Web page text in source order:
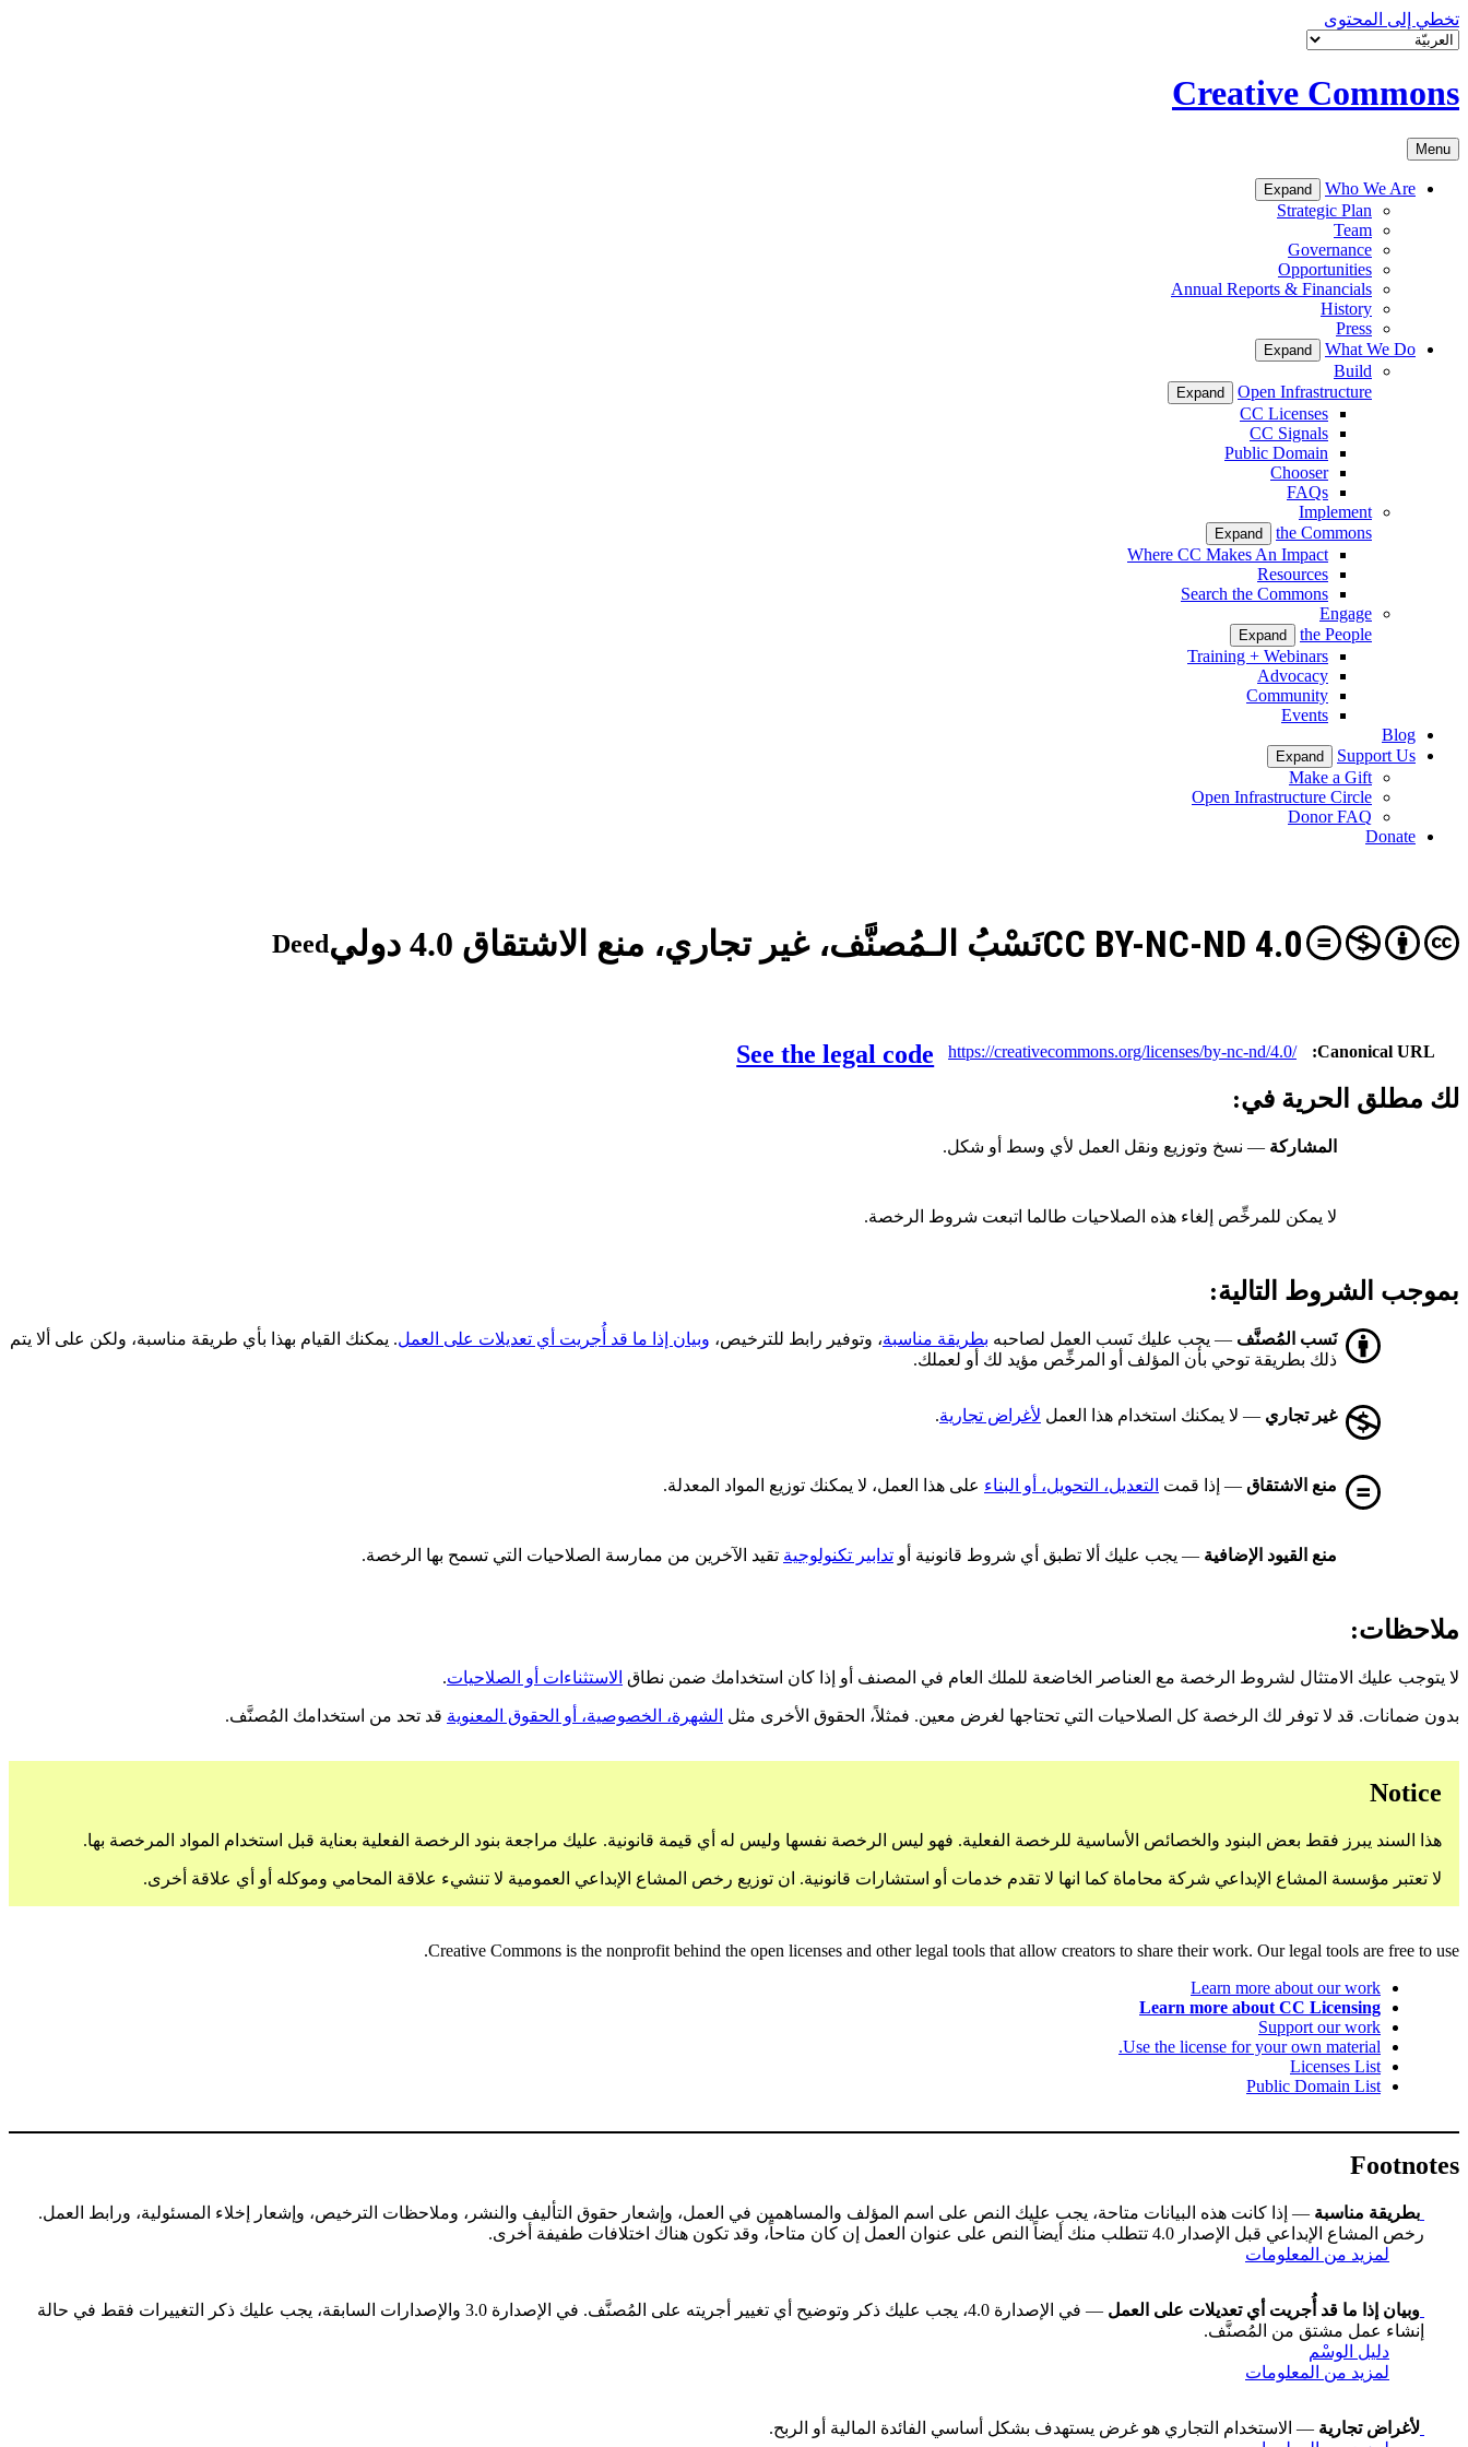
تخطي إلى المحتوى
Creative Commons
Menu
Who We Are
Expand
Strategic Plan
Team
Governance
Opportunities
Annual Reports & Financials
History
Press
What We Do
Expand
Build
Open Infrastructure
Expand
CC Licenses
CC Signals
Public Domain
Chooser
FAQs
Implement
the Commons
Expand
Where CC Makes An Impact
Resources
Search the Commons
Engage
the People
Expand
Training + Webinars
Advocacy
Community
Events
Blog
Support Us
Expand
Make a Gift
Open Infrastructure Circle
Donor FAQ
Donate
نَسْبُ الـمُصنَّف، غير تجاري، منع الاشتقاق 4.0 دوليCC BY-NC-ND 4.0
Deed
Canonical URL
https://creativecommons.org/licenses/by-nc-nd/4.0/
See the legal code
لك مطلق الحرية في:
المشاركة — نسخ وتوزيع ونقل العمل لأي وسط أو شكل.
لا يمكن للمرخِّص إلغاء هذه الصلاحيات طالما اتبعت شروط الرخصة.
بموجب الشروط التالية:
نَسب المُصنَّف — يجب عليك نَسب العمل لصاحبه بطريقة مناسبة، وتوفير رابط للترخيص، وبيان إذا ما قد أُجريت أي تعديلات على العمل. يمكنك القيام بهذا بأي طريقة مناسبة، ولكن على ألا يتم
ذلك بطريقة توحي بأن المؤلف أو المرخِّص مؤيد لك أو لعملك.
غير تجاري — لا يمكنك استخدام هذا العمل لأغراض تجارية.
منع الاشتقاق — إذا قمت التعديل، التحويل، أو البناء على هذا العمل، لا يمكنك توزيع المواد المعدلة.
منع القيود الإضافية — يجب عليك ألا تطبق أي شروط قانونية أو تدابير تكنولوجية تقيد الآخرين من ممارسة الصلاحيات التي تسمح بها الرخصة.
ملاحظات:
لا يتوجب عليك الامتثال لشروط الرخصة مع العناصر الخاضعة للملك العام في المصنف أو إذا كان استخدامك ضمن نطاق الاستثناءات أو الصلاحيات.
بدون ضمانات. قد لا توفر لك الرخصة كل الصلاحيات التي تحتاجها لغرض معين. فمثلاً، الحقوق الأخرى مثل الشهرة، الخصوصية، أو الحقوق المعنوية قد تحد من استخدامك المُصنَّف.
Notice
هذا السند يبرز فقط بعض البنود والخصائص الأساسية للرخصة الفعلية. فهو ليس الرخصة نفسها وليس له أي قيمة قانونية. عليك مراجعة بنود الرخصة الفعلية بعناية قبل استخدام المواد المرخصة بها.
لا تعتبر مؤسسة المشاع الإبداعي شركة محاماة كما انها لا تقدم خدمات أو استشارات قانونية. ان توزيع رخص المشاع الإبداعي العمومية لا تنشيء علاقة المحامي وموكله أو أي علاقة أخرى.
Creative Commons is the nonprofit behind the open licenses and other legal tools that allow creators to share their work. Our legal tools are free to use.
Learn more about our work
Learn more about CC Licensing
Support our work
Use the license for your own material.
Licenses List
Public Domain List
Footnotes
بطريقة مناسبة — إذا كانت هذه البيانات متاحة، يجب عليك النص على اسم المؤلف والمساهمين في العمل، وإشعار حقوق التأليف والنشر، وملاحظات الترخيص، وإشعار إخلاء المسئولية، ورابط العمل.
رخص المشاع الإبداعي قبل الإصدار 4.0 تتطلب منك أيضاً النص على عنوان العمل إن كان متاحاً، وقد تكون هناك اختلافات طفيفة أخرى.
لمزيد من المعلومات
وبيان إذا ما قد أُجريت أي تعديلات على العمل
— في الإصدارة 4.0، يجب عليك ذكر وتوضيح أي تغيير أجريته على المُصنَّف. في الإصدارة 3.0 والإصدارات السابقة، يجب عليك ذكر التغييرات فقط في حالة
إنشاء عمل مشتق من المُصنَّف.
دليل الوسْم
لمزيد من المعلومات
لأغراض تجارية — الاستخدام التجاري هو غرض يستهدف بشكل أساسي الفائدة المالية أو الربح.